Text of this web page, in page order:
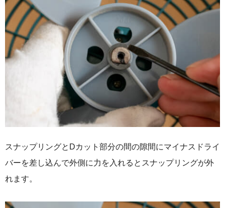
スナップリングとDカット部分の間の隙間にマイナスドライ
バーを差し込んで外側に力を入れるとスナップリングが外
れます。